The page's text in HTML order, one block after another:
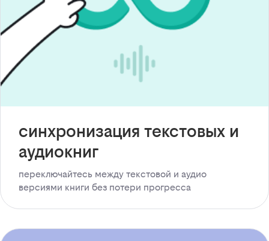
синхронизация текстовых и
аудиокниг
переключайтесь между текстовой и аудио
версиями книги без потери прогресса